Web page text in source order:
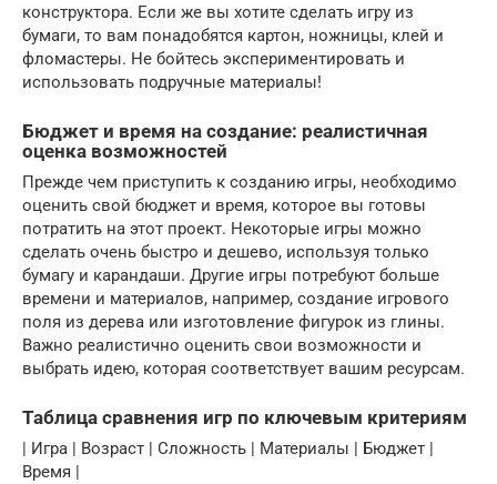
конструктора. Если же вы хотите сделать игру из
бумаги, то вам понадобятся картон, ножницы, клей и
фломастеры. Не бойтесь экспериментировать и
использовать подручные материалы!
Бюджет и время на создание: реалистичная
оценка возможностей
Прежде чем приступить к созданию игры, необходимо
оценить свой бюджет и время, которое вы готовы
потратить на этот проект. Некоторые игры можно
сделать очень быстро и дешево, используя только
бумагу и карандаши. Другие игры потребуют больше
времени и материалов, например, создание игрового
поля из дерева или изготовление фигурок из глины.
Важно реалистично оценить свои возможности и
выбрать идею, которая соответствует вашим ресурсам.
Таблица сравнения игр по ключевым критериям
| Игра | Возраст | Сложность | Материалы | Бюджет |
Время |